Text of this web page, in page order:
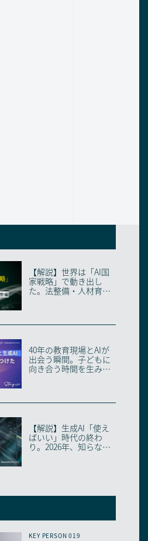
【解説】世界は「AI国
家戦略」で動き出し
た。法整備・人材育
40年の教育現場とAIが
出会う瞬間。子どもに
向き合う時間を生み出
【解説】生成AI「使え
ばいい」時代の終わ
り。2026年、知らない
KEY PERSON 019